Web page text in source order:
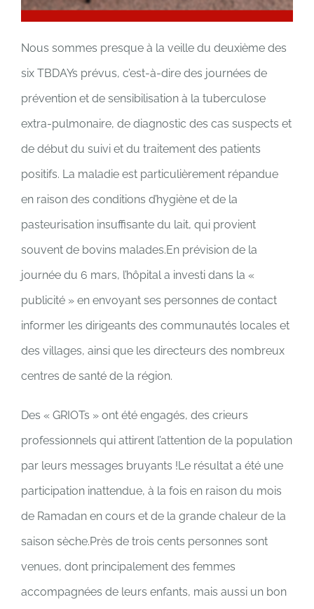
Nous sommes presque à la veille du deuxième des
six TBDAYs prévus, c’est-à-dire des journées de
prévention et de sensibilisation à la tuberculose
extra-pulmonaire, de diagnostic des cas suspects et
de début du suivi et du traitement des patients
positifs. La maladie est particulièrement répandue
en raison des conditions d’hygiène et de la
pasteurisation insuffisante du lait, qui provient
souvent de bovins malades.En prévision de la
journée du 6 mars, l’hôpital a investi dans la «
publicité » en envoyant ses personnes de contact
informer les dirigeants des communautés locales et
des villages, ainsi que les directeurs des nombreux
centres de santé de la région.
Des « GRIOTs » ont été engagés, des crieurs
professionnels qui attirent l’attention de la population
par leurs messages bruyants !Le résultat a été une
participation inattendue, à la fois en raison du mois
de Ramadan en cours et de la grande chaleur de la
saison sèche.Près de trois cents personnes sont
venues, dont principalement des femmes
accompagnées de leurs enfants, mais aussi un bon